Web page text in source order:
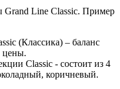
(Классика) – баланс
цены.
Classic - состоит из 4
коричневый.